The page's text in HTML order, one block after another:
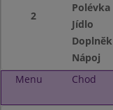
2
Polévka
Jídlo
Doplněk
Nápoj
Menu
Chod